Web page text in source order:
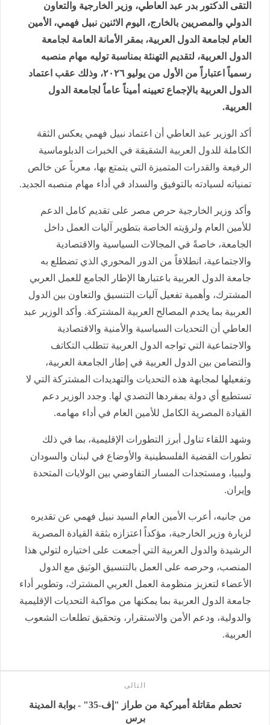
التقى الدكتور بدر عبد العاطي، وزير الخارجية والتعاون
الدولي والمصريين بالخارج، اليوم الاثنين نبيل فهمي، الأمين
العام لجامعة الدول العربية، بمقر الأمانة العامة لجامعة
الدول العربية، لتقديم التهنئة بمناسبة توليه مهام منصبه
رسمياً اعتباراً من الأول من يوليو ٢٠٢٦، وذلك عقب اعتماد
الدول العربية بالإجماع تعيينه أميناً عاماً لجامعة الدول
العربية.
أكد الوزير عبد العاطي أن اعتماد نبيل فهمي يعكس الثقة
الكاملة للدول العربية الشقيقة في الخبرات الدبلوماسية
الرفيعة والقدرات المتميزة التي يتمتع بها، معرباً عن خالص
تمنياته لسيادته بالتوفيق والسداد في أداء مهام منصبه الجديد.
وأكد وزير الخارجية حرص مصر على تقديم كامل الدعم
للأمين العام ولرؤيته الخاصة بتطوير آليات العمل داخل
الجامعة، خاصةً في المجالات السياسية والاقتصادية
والاجتماعية، انطلاقاً من الدور المحوري الذي تضطلع به
جامعة الدول العربية باعتبارها الإطار الجامع للعمل العربي
المشترك، وأهمية تفعيل آليات التنسيق والتعاون بين الدول
العربية بما يخدم المصالح العربية المشتركة. وأكد الوزير عبد
العاطي أن التحديات السياسية والأمنية والاقتصادية
والاجتماعية التي تواجه الدول العربية تتطلب التكاتف
والتضامن بين الدول العربية في إطار الجامعة العربية،
وتفعيلها لمجابهة هذه التحديات والتهديدات المشتركة التي لا
تستطيع أي دولة بمفردها التصدي لها. وجدد الوزير دعم
القيادة المصرية الكامل للأمين العام في أداء مهامه.
وشهد اللقاء تناول أبرز التطورات الإقليمية، بما في ذلك
تطورات القضية الفلسطينية والأوضاع في لبنان والسودان
وليبيا، ومستجدات المسار التفاوضي بين الولايات المتحدة
وإيران.
من جانبه، أعرب الأمين العام السيد نبيل فهمي عن تقديره
لزيارة وزير الخارجية، مؤكداً اعتزازه بثقة القيادة المصرية
الرشيدة والدول العربية التي أجمعت على اختياره لتولي هذا
المنصب، وحرصه على العمل بالتنسيق الوثيق مع الدول
الأعضاء لتعزيز منظومة العمل العربي المشترك، وتطوير أداء
جامعة الدول العربية بما يمكنها من مواكبة التحديات الإقليمية
والدولية، ودعم الأمن والاستقرار، وتحقيق تطلعات الشعوب
العربية.
التالى
تحطم مقاتلة أميركية من طراز "إف-35" - بوابة المدينة
برس